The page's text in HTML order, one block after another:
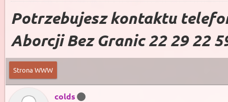
Potrzebujesz kontaktu
Aborcji Bez Granic 22 29 22
Strona WWW
colds